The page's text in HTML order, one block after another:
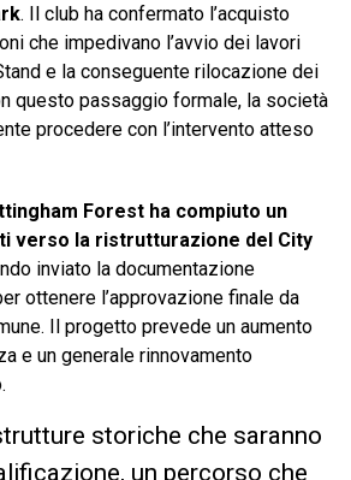
. Il club ha confermato l’acquisto
che impedivano l’avvio dei lavori
e la conseguente rilocazione dei
questo passaggio formale, la società
procedere con l’intervento atteso
Forest ha compiuto un
verso la ristrutturazione del City
inviato la documentazione
ottenere l’approvazione finale da
Il progetto prevede un aumento
e un generale rinnovamento
storiche che saranno
un percorso che